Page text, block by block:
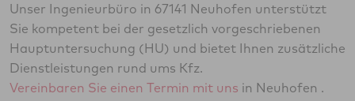
Unser Ingenieurbüro in 67141 Neuhofen unterstützt
Sie kompetent bei der gesetzlich vorgeschriebenen
Hauptuntersuchung (HU) und bietet Ihnen zusätzliche
Dienstleistungen rund ums Kfz.
Vereinbaren Sie einen Termin mit uns in Neuhofen .